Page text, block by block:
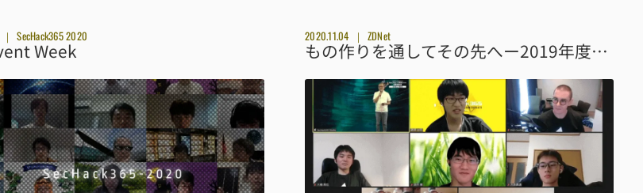
SecHack365 2020
Week
2020.11.04 ZDNet
もの作りを通してその先へー2019年度のSecHack365修了生がつかみ取ったもの